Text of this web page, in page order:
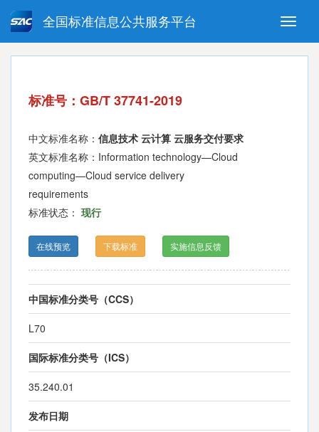
Toggle
全国标准信息公共服务平台
强制性国家标准 推荐性国家标准
指导性技术文件 (National standards in foreign
标准号：GB/T 37741-2019
中文标准名称： 信息技术 云计算 云服务交付要求
英文标准名称：Information technology—Cloud
computing—Cloud service delivery
requirements
标准状态： 现行
在线预览 下载标准 实施信息反馈
中国标准分类号（CCS）
L70
国际标准分类号（ICS）
35.240.01
发布日期